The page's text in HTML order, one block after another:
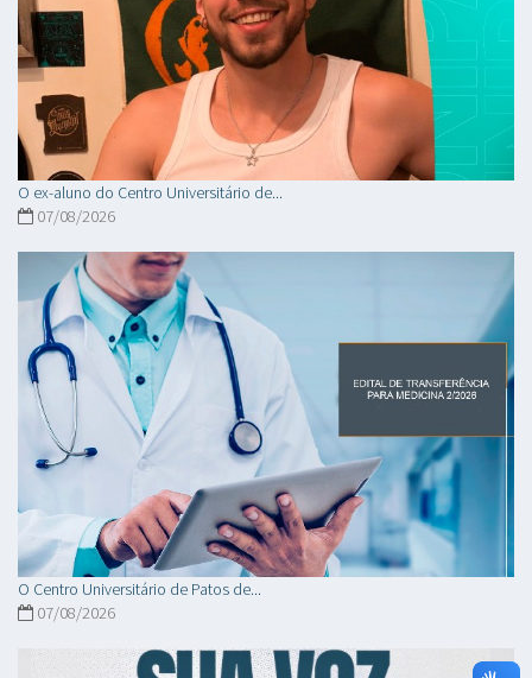
O ex-aluno do Centro Universitário de...
07/08/2026
O Centro Universitário de Patos de...
07/08/2026